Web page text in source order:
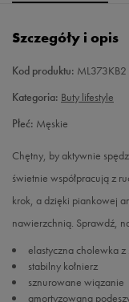
43 27,5 cm
44
44,5 28,5 cm
45,5 29,5 cm
46,5 30 cm
Szczegóły i opis
Kod produktu: ML373KB2
Kategoria: Buty lifestyle
Płeć: Męskie
Chętny, by aktywnie
świetnie współpracują z
krok, a dzięki piankowej
nawierzchnią. Sprawdź,
elastyczna cholewka z
stabilny kołnierz
sznurowane wiązanie
amortyzowana